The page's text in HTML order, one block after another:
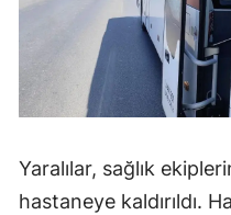
Yaralılar, sağlık
hastaneye kaldırıldı.